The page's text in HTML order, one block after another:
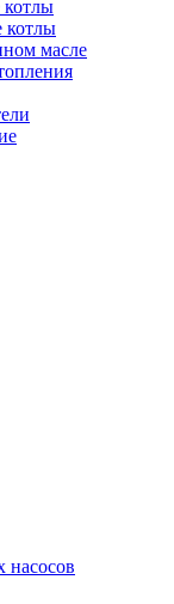
котлы
котлы
масле
насосов